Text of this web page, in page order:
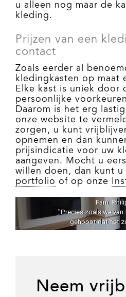
u alleen nog maar de
kleding.
Prijzen van een
contact
Zoals eerder al
kledingkasten op maat
Elke kast is uniek door
persoonlijke
Daarom is het erg
onze website te
zorgen, u kunt
opnemen en dan
prijsindicatie voor uw
aangeven. Mocht u
willen doen, dan kunt
portfolio of op onze
Fam.
"Precies zoals we van
gehoopt dat het
Neem